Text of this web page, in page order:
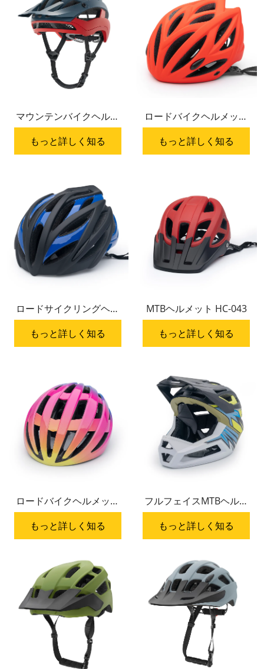
マウンテンバイクヘルメ
ット HC-072
もっと詳しく知る
ロードバイクヘルメット
HC-027
もっと詳しく知る
ロードサイクリングヘル
メット HC-019
もっと詳しく知る
MTBヘルメット HC-043
もっと詳しく知る
ロードバイクヘルメット
HC-069
もっと詳しく知る
フルフェイスMTBヘルメ
ット TANK-100
もっと詳しく知る